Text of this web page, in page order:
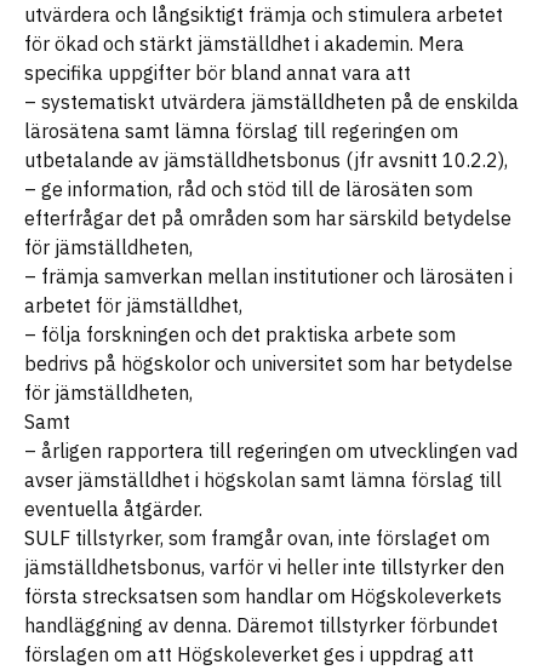
utvärdera och långsiktigt främja och stimulera arbetet
för ökad och stärkt jämställdhet i akademin. Mera
specifika uppgifter bör bland annat vara att
– systematiskt utvärdera jämställdheten på de enskilda
lärosätena samt lämna förslag till regeringen om
utbetalande av jämställdhetsbonus (jfr avsnitt 10.2.2),
– ge information, råd och stöd till de lärosäten som
efterfrågar det på områden som har särskild betydelse
för jämställdheten,
– främja samverkan mellan institutioner och lärosäten i
arbetet för jämställdhet,
– följa forskningen och det praktiska arbete som
bedrivs på högskolor och universitet som har betydelse
för jämställdheten,
Samt
– årligen rapportera till regeringen om utvecklingen vad
avser jämställdhet i högskolan samt lämna förslag till
eventuella åtgärder.
SULF tillstyrker, som framgår ovan, inte förslaget om
jämställdhetsbonus, varför vi heller inte tillstyrker den
första strecksatsen som handlar om Högskoleverkets
handläggning av denna. Däremot tillstyrker förbundet
förslagen om att Högskoleverket ges i uppdrag att